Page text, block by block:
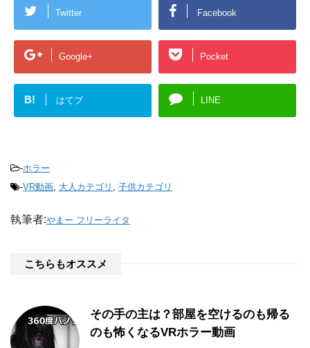
Twitter Facebook
Google+ Pocket
B! はてブ LINE
-ホラー
-VR動画 大人カテゴリ 子供カテゴリ
執筆者:やまー フリーライタ
こちらもオススメ
その手の主は？部屋を空けるのも帰る
のも怖くなるVRホラー動画